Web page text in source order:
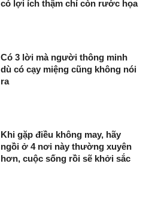
có lợi ích thậm chí còn rước họa
Có 3 lời mà người thông minh
dù có cạy miệng cũng không nói
ra
Khi gặp điều không may, hãy
ngồi ở 4 nơi này thường xuyên
hơn, cuộc sống rồi sẽ khởi sắc